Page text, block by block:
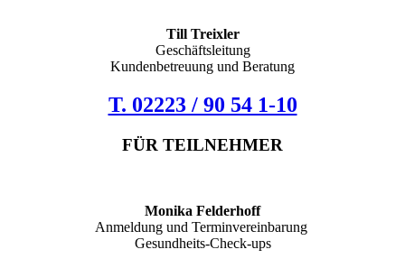
Till Treixler
Geschäftsleitung
Kundenbetreuung und Beratung
T. 02223 / 90 54 1-10
FÜR TEILNEHMER
Monika Felderhoff
Anmeldung und Terminvereinbarung
Gesundheits-Check-ups